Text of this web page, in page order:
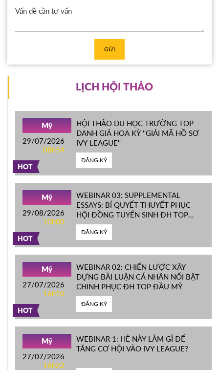
GỬI
LỊCH HỘI THẢO
HOT
Mỹ
29/07/2026
08h54
HỘI THẢO DU HỌC TRƯỜNG TOP
DANH GIÁ HOA KỲ ''GIẢI MÃ HỒ SƠ
IVY LEAGUE''
ĐĂNG KÝ
HOT
Mỹ
29/08/2026
10h00
WEBINAR 03: SUPPLEMENTAL
ESSAYS: BÍ QUYẾT THUYẾT PHỤC
HỘI ĐỒNG TUYỂN SINH ĐH TOP
ĐẦU MỸ
ĐĂNG KÝ
HOT
Mỹ
27/07/2026
16h10
WEBINAR 02: CHIẾN LƯỢC XÂY
DỰNG BÀI LUẬN CÁ NHÂN NỔI BẬT
CHINH PHỤC ĐH TOP ĐẦU MỸ
ĐĂNG KÝ
Mỹ
27/07/2026
16h22
WEBINAR 1: HÈ NÀY LÀM GÌ ĐỂ
TĂNG CƠ HỘI VÀO IVY LEAGUE?